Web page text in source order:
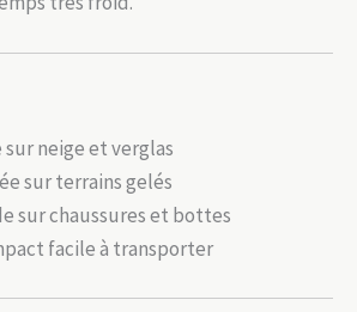
sur neige et verglas
sur terrains gelés
sur chaussures et bottes
facile à transporter